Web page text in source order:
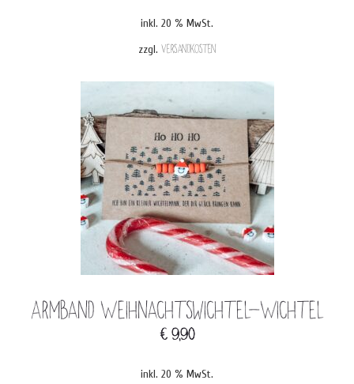
inkl. 20 % MwSt.
zzgl. Versandkosten
Armband Weihnachtswichtel-Wichtel
€ 9,90
inkl. 20 % MwSt.